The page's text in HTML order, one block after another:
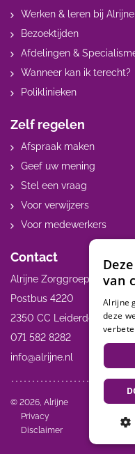
Werken & leren bij Alrijne
Bezoektijden
Afdelingen &
Wanneer kan ik terecht?
Poliklinieken
Zelf regelen
Afspraak maken
Geef uw mening
Stel een vraag
Voor verwijzers
Voor medewerkers
Contact
Alrijne Zorggroep
Postbus 4220
2350 CC Leiderdorp
071 582 8282
info@alrijne.nl
© 2026, Alrijne
Privacy
Disclaimer
van
Alrijne
deze